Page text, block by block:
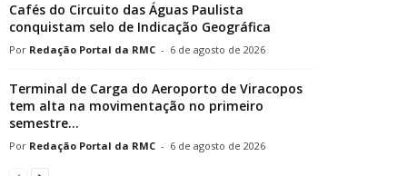
Cafés do Circuito das Águas Paulista
conquistam selo de Indicação Geográfica
Redação Portal da RMC - 6 de agosto de 2026
Terminal de Carga do Aeroporto de Viracopos
tem alta na movimentação no primeiro
semestre...
Redação Portal da RMC - 6 de agosto de 2026